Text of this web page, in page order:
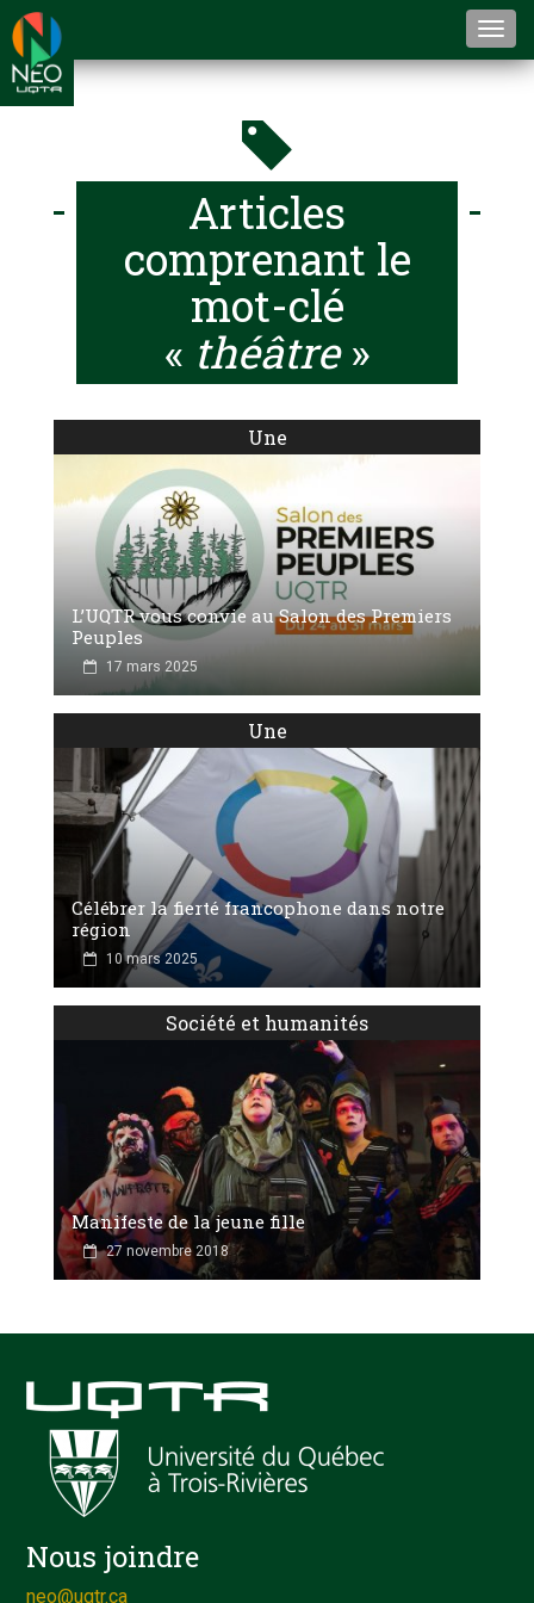
Articles
comprenant le
mot-clé
« théâtre»
Une
L’UQTR vous convie au Salon des Premiers
Peuples
17 mars 2025
Une
Célébrer la fierté francophone dans notre
région
10 mars 2025
Société et humanités
Manifeste de la jeune fille
27 novembre 2018
Nous joindre
neo@uqtr.ca